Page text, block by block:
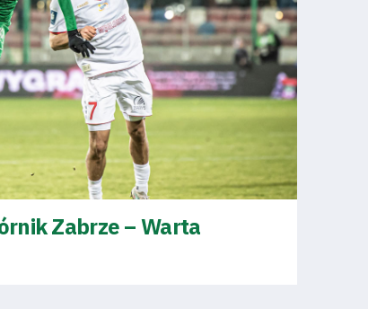
Zabrze – Warta